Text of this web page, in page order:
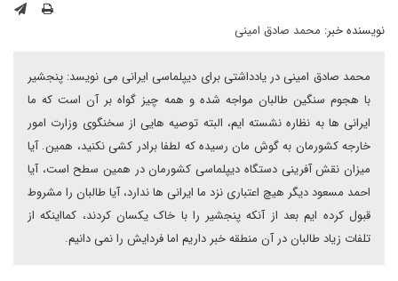
نویسنده خبر: محمد صادق امینی
محمد صادق امینی در یادداشتی برای دیپلماسی ایرانی می نویسد: پنجشیر
با هجوم سنگین طالبان مواجه شده و همه چیز گواه بر آن است که ما
ایرانی ها به نظاره نشسته ایم، البته توصیه هایی از سخنگوی وزارت امور
خارجه کشورمان به گوش مان رسیده که لطفا برادر کشی نکنید، همین. آیا
میزان نقش آفرینی دستگاه دیپلماسی کشورمان در همین سطح است، آیا
احمد مسعود دیگر هیچ اعتباری نزد ما ایرانی ها ندارد، آیا طالبان را مشروط
قبول کرده ایم بعد از آنکه پنجشیر را با خاک یکسان کردند، کمااینکه از
تلفات زیاد طالبان در آن منطقه خبر داریم اما فردایش را نمی دانیم.